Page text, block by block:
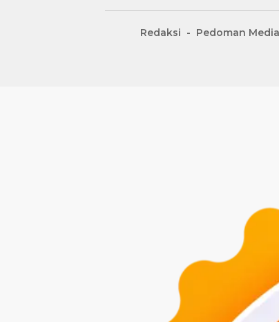
Redaksi Pedoman